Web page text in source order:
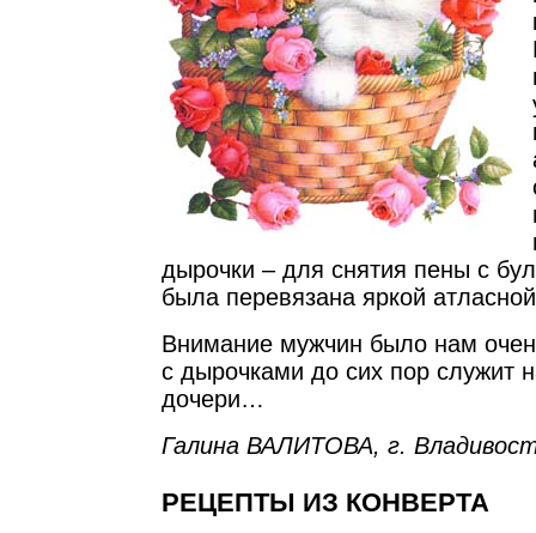
дырочки – для снятия пены с
была перевязана яркой
Внимание мужчин было нам
с дырочками до сих пор служит
дочери…
Галина ВАЛИТОВА, г.
РЕЦЕПТЫ ИЗ КОНВЕРТА